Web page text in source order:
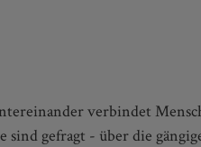
verbindet
gefragt - über die
Denken und Handeln